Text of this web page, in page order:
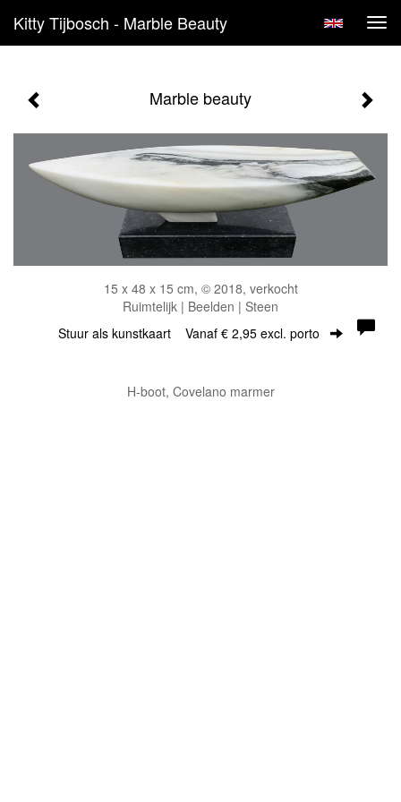
Kitty Tijbosch - Marble Beauty
Marble beauty
15 x 48 x 15 cm, © 2018, verkocht
Ruimtelijk | Beelden | Steen
Stuur als kunstkaart Vanaf € 2,95 excl. porto
H-boot, Covelano marmer